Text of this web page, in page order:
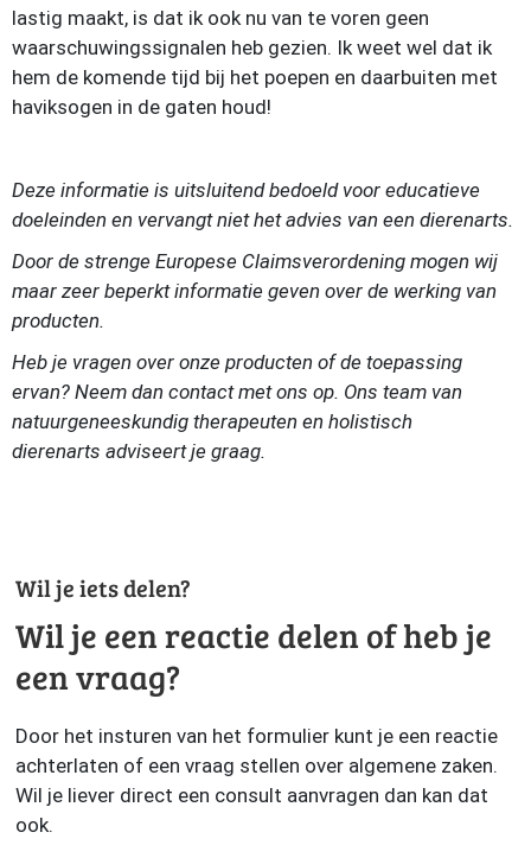
lastig maakt, is dat ik ook nu van te voren geen
waarschuwingssignalen heb gezien. Ik weet wel dat ik
hem de komende tijd bij het poepen en daarbuiten met
haviksogen in de gaten houd!
Deze informatie is uitsluitend bedoeld voor educatieve
doeleinden en vervangt niet het advies van een dierenarts.
Door de strenge Europese Claimsverordening mogen wij
maar zeer beperkt informatie geven over de werking van
producten.
Heb je vragen over onze producten of de toepassing
ervan? Neem dan contact met ons op. Ons team van
natuurgeneeskundig therapeuten en holistisch
dierenarts adviseert je graag.
Wil je iets delen?
Wil je een reactie delen of heb je
een vraag?
Door het insturen van het formulier kunt je een reactie
achterlaten of een vraag stellen over algemene zaken.
Wil je liever direct een consult aanvragen dan kan dat
ook.